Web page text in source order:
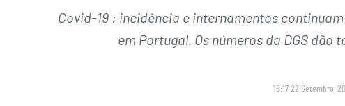
Covid-19 : incidência e internamentos
em Portugal. Os números da DGS dão
15:17 22 Setembro,